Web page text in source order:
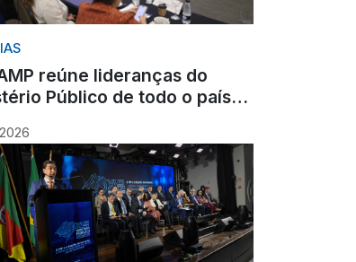
reúne lideranças do
Público de todo o país
atuação